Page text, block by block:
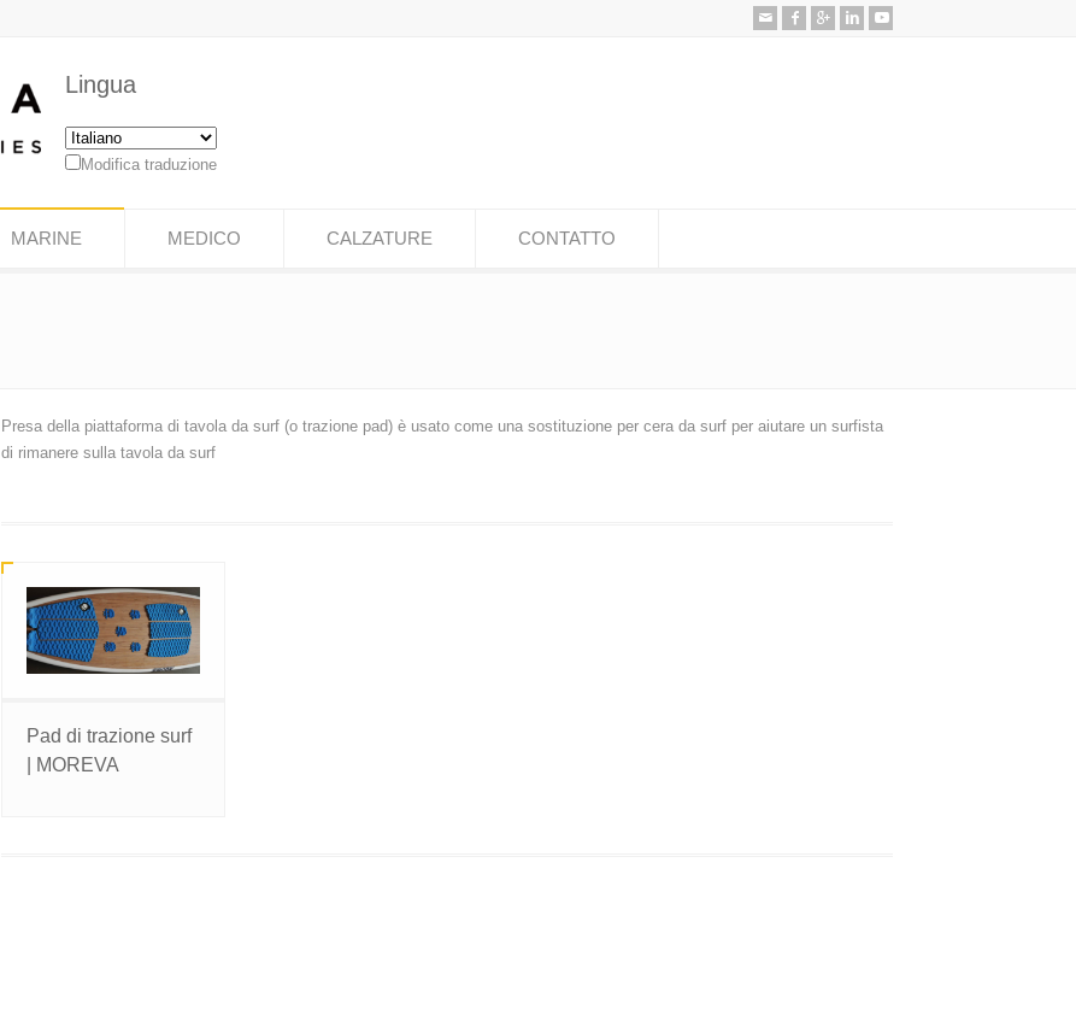
Lingua
Modifica traduzione
MARINE MEDICO CALZATURE CONTATTO
Presa della piattaforma di tavola da surf (o trazione pad) è usato come una sostituzione per cera da surf per aiutare un surfista
di rimanere sulla tavola da surf
Pad di trazione surf
| MOREVA